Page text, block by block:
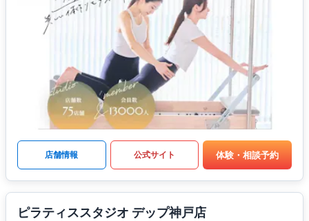
店舗情報 公式サイト 体験・相談予約
ピラティススタジオ デップ神戸店